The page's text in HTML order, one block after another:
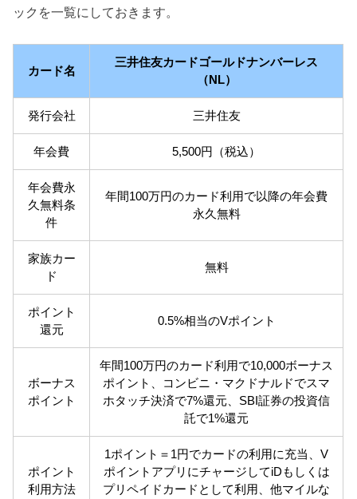
ックを一覧にしておきます。
カード名
三井住友カードゴールドナンバーレス
（NL）
発行会社 三井住友
年会費 5,500円（税込）
年会費永
久無料条
件
年間100万円のカード利用で以降の年会費
永久無料
家族カー
ド
無料
ポイント
還元
0.5%相当のVポイント
ボーナス
ポイント
年間100万円のカード利用で10,000ボーナス
ポイント、コンビニ・マクドナルドでスマ
ホタッチ決済で7%還元、SBI証券の投資信
託で1%還元
ポイント
利用方法
1ポイント＝1円でカードの利用に充当、V
ポイントアプリにチャージしてiDもしくは
プリペイドカードとして利用、他マイルな